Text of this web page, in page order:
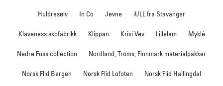
Huldresølv In Co Jevne iULL fra Stavanger
Klaveness skofabrikk Klippan Krivi Vev Lillelam Myklé
Nedre Foss collection Nordland, Troms, Finnmark materialpakker
Norsk Flid Bergen Norsk Flid Lofoten Norsk Flid Hallingdal